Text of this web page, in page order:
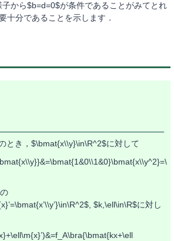
から$b=d=0$が条件であることがみてとれ
十分であることを示します．
とき，$\bmat{x\\y}\in\R^2$に対して
$k,\ell\in\R$に対し